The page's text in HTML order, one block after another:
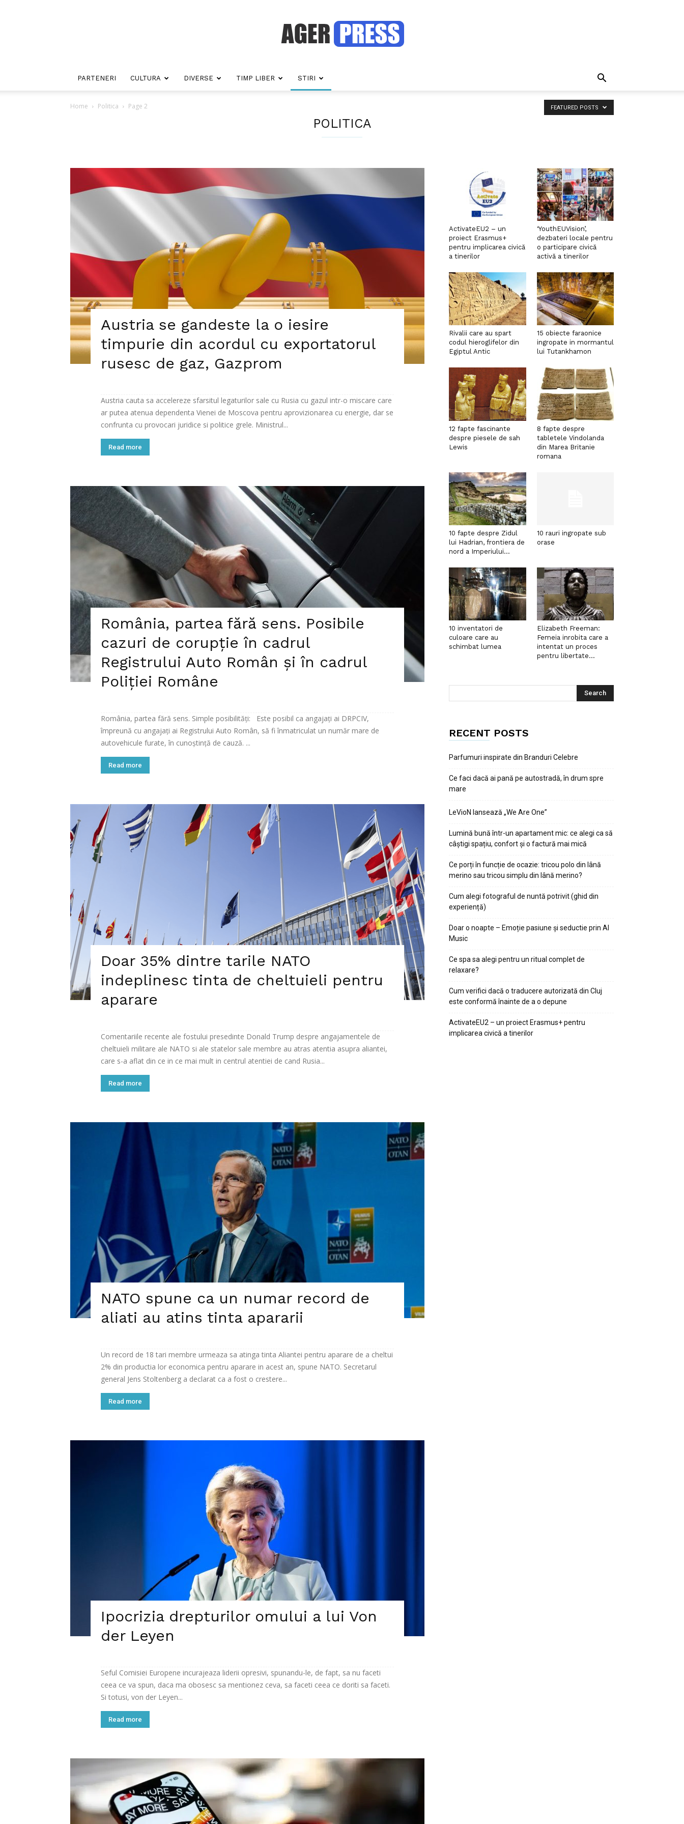
PARTENERI CULTURA DIVERSE TIMP LIBER STIRI
Home Politica Page 2
POLITICA
FEATURED POSTS
Austria se gandeste la o iesire
timpurie din acordul cu exportatorul
rusesc de gaz, Gazprom
Austria cauta sa accelereze sfarsitul legaturilor sale cu Rusia cu gazul intr-o miscare care
ar putea atenua dependenta Vienei de Moscova pentru aprovizionarea cu energie, dar se
confrunta cu provocari juridice si politice grele. Ministrul...
Read more
România, partea fără sens. Posibile
cazuri de corupție în cadrul
Registrului Auto Român și în cadrul
Poliției Române
România, partea fără sens. Simple posibilități: Este posibil ca angajați ai DRPCIV,
împreună cu angajați ai Registrului Auto Român, să fi înmatriculat un număr mare de
autovehicule furate, în cunoștință de cauză. ...
Read more
Doar 35% dintre tarile NATO
indeplinesc tinta de cheltuieli pentru
aparare
Comentariile recente ale fostului presedinte Donald Trump despre angajamentele de
cheltuieli militare ale NATO si ale statelor sale membre au atras atentia asupra aliantei,
care s-a aflat din ce in ce mai mult in centrul atentiei de cand Rusia...
Read more
NATO spune ca un numar record de
aliati au atins tinta apararii
Un record de 18 tari membre urmeaza sa atinga tinta Aliantei pentru aparare de a cheltui
2% din productia lor economica pentru aparare in acest an, spune NATO. Secretarul
general Jens Stoltenberg a declarat ca a fost o crestere...
Read more
Ipocrizia drepturilor omului a lui Von
der Leyen
Seful Comisiei Europene incurajeaza liderii opresivi, spunandu-le, de fapt, sa nu faceti
ceea ce va spun, daca ma obosesc sa mentionez ceva, sa faceti ceea ce doriti sa faceti.
Si totusi, von der Leyen...
Read more
ActivateEU2 – un
proiect Erasmus+
pentru implicarea civică
a tinerilor
‘YouthEUVision’,
dezbateri locale pentru
o participare civică
activă a tinerilor
Rivalii care au spart
codul hieroglifelor din
Egiptul Antic
15 obiecte faraonice
ingropate in mormantul
lui Tutankhamon
12 fapte fascinante
despre piesele de sah
Lewis
8 fapte despre
tabletele Vindolanda
din Marea Britanie
romana
10 fapte despre Zidul
lui Hadrian, frontiera de
nord a Imperiului...
10 rauri ingropate sub
orase
10 inventatori de
culoare care au
schimbat lumea
Elizabeth Freeman:
Femeia inrobita care a
intentat un proces
pentru libertate...
RECENT POSTS
Parfumuri inspirate din Branduri Celebre
Ce faci dacă ai pană pe autostradă, în drum spre
mare
LeVioN lansează „We Are One”
Lumină bună într-un apartament mic: ce alegi ca să
câștigi spațiu, confort și o factură mai mică
Ce porți în funcție de ocazie: tricou polo din lână
merino sau tricou simplu din lână merino?
Cum alegi fotograful de nuntă potrivit (ghid din
experiență)
Doar o noapte – Emoție pasiune și seductie prin AI
Music
Ce spa sa alegi pentru un ritual complet de
relaxare?
Cum verifici dacă o traducere autorizată din Cluj
este conformă înainte de a o depune
ActivateEU2 – un proiect Erasmus+ pentru
implicarea civică a tinerilor